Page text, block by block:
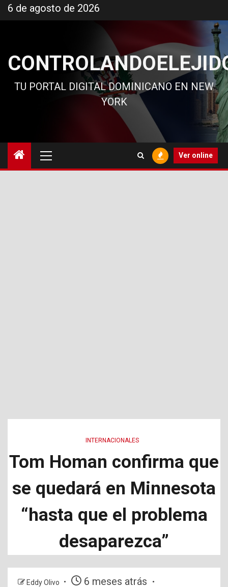
al
6 de agosto de 2026
TU PORTAL DIGITAL DOMINICANO EN NEW
YORK
principal
Ver online
INTERNACIONALES
Tom Homan confirma que
se quedará en Minnesota
“hasta que el problema
desaparezca”
Eddy Olivo 6 meses atrás